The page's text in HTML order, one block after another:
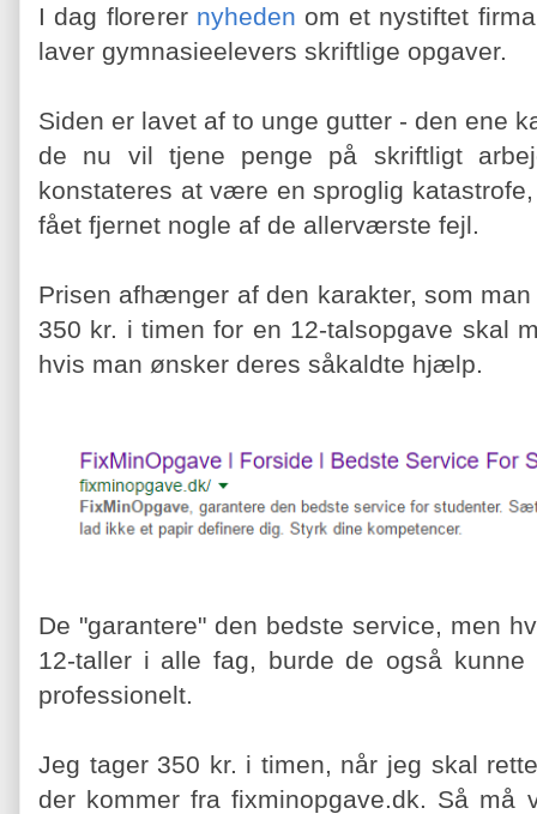
I dag florerer nyheden om et nystiftet
laver gymnasieelevers skriftlige opgaver.
Siden er lavet af to unge gutter - den ene
de nu vil tjene penge på skriftligt
konstateres at være en sproglig
fået fjernet nogle af de allerværste fejl.
Prisen afhænger af den karakter, som
350 kr. i timen for en 12-talsopgave skal
hvis man ønsker deres såkaldte hjælp.
De "garantere" den bedste service, men
12-taller i alle fag, burde de også
professionelt.
Jeg tager 350 kr. i timen, når jeg skal
der kommer fra fixminopgave.dk. Så må